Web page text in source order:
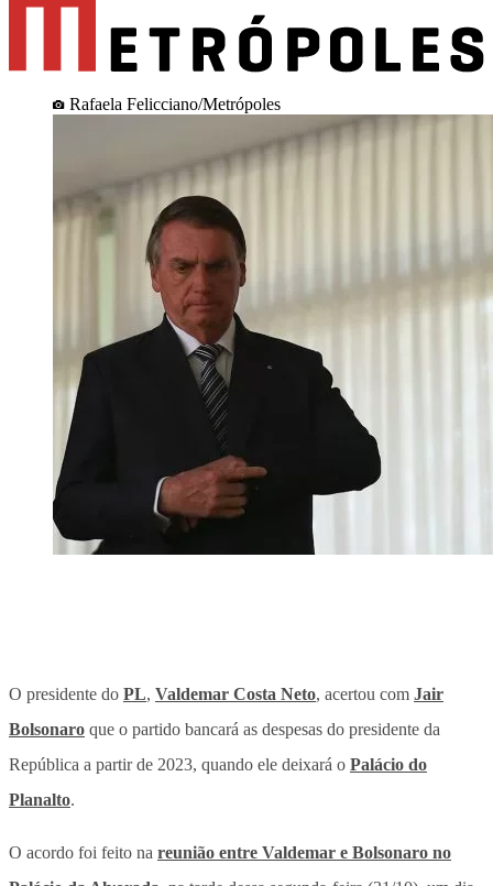
Rafaela Felicciano/Metrópoles
O presidente do PL, Valdemar Costa Neto, acertou com Jair
Bolsonaro que o partido bancará as despesas do presidente da
República a partir de 2023, quando ele deixará o Palácio do
Planalto.
O acordo foi feito na reunião entre Valdemar e Bolsonaro no